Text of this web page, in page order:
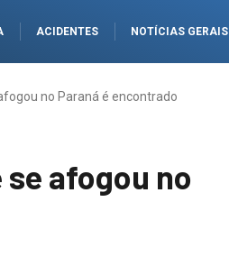
ACIDENTES NOTÍCIAS GERAIS
no Paraná é encontrado
afogou no